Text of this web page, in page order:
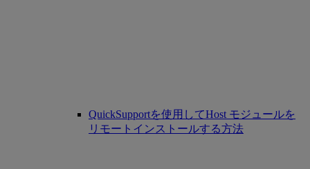
QuickSupportを使用してHost モジュールを
リモートインストールする方法